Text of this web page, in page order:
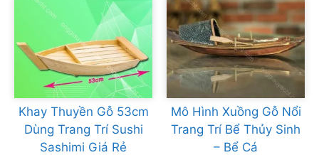
Khay Thuyền Gỗ 53cm
Dùng Trang Trí Sushi
Sashimi Giá Rẻ
Mô Hình Xuồng Gỗ Nổi
Trang Trí Bể Thủy Sinh
– Bể Cá